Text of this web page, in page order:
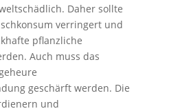
Daher sollte
verringert und
pflanzliche
Auch muss das
geschärft werden. Die
und